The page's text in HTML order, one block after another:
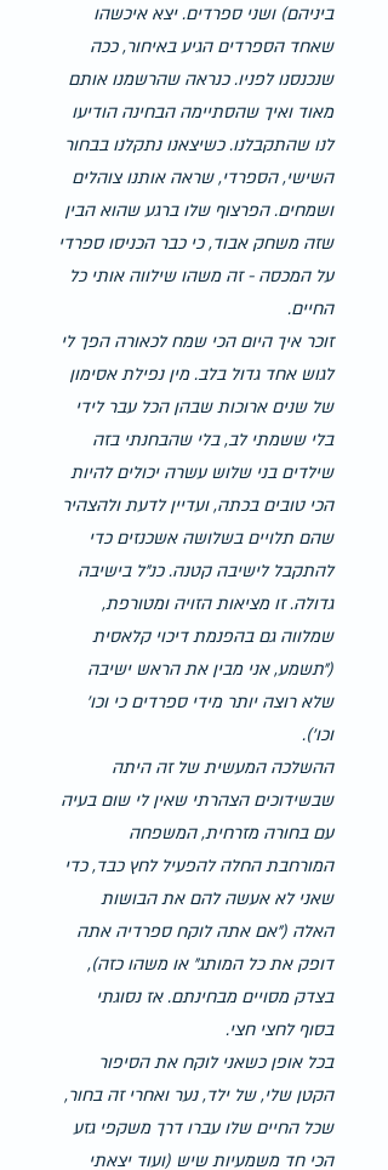
ביניהם) ושני ספרדים. יצא איכשהו
שאחד הספרדים הגיע באיחור, ככה
שנכנסנו לפניו. כנראה שהרשמנו אותם
מאוד ואיך שהסתיימה הבחינה הודיעו
לנו שהתקבלנו. כשיצאנו נתקלנו בבחור
השישי, הספרדי, שראה אותנו צוהלים
ושמחים. הפרצוף שלו ברגע שהוא הבין
שזה משחק אבוד, כי כבר הכניסו ספרדי
על המכסה - זה משהו שילווה אותי כל
החיים.
זוכר איך היום הכי שמח לכאורה הפך לי
לגוש אחד גדול בלב. מין נפילת אסימון
של שנים ארוכות שבהן הכל עבר לידי
בלי ששמתי לב, בלי שהבחנתי בזה
שילדים בני שלוש עשרה יכולים להיות
הכי טובים בכתה, ועדיין לדעת ולהצהיר
שהם תלויים בשלושה אשכנזים כדי
להתקבל לישיבה קטנה. כנ״ל בישיבה
גדולה. זו מציאות הזויה ומטורפת,
שמלווה גם בהפנמת דיכוי קלאסית
(״תשמע, אני מבין את הראש ישיבה
שלא רוצה יותר מידי ספרדים כי וכו'
וכו').
ההשלכה המעשית של זה היתה
שבשידוכים הצהרתי שאין לי שום בעיה
עם בחורה מזרחית, המשפחה
המורחבת החלה להפעיל לחץ כבד, כדי
שאני לא אעשה להם את הבושות
האלה (״אם אתה לוקח ספרדיה אתה
דופק את כל המותג״ או משהו כזה),
בצדק מסויים מבחינתם. אז נסוגתי
בסוף לחצי חצי.
בכל אופן כשאני לוקח את הסיפור
הקטן שלי, של ילד, נער ואחרי זה בחור,
שכל החיים שלו עברו דרך משקפי גזע
הכי חד משמעיות שיש (ועוד יצאתי